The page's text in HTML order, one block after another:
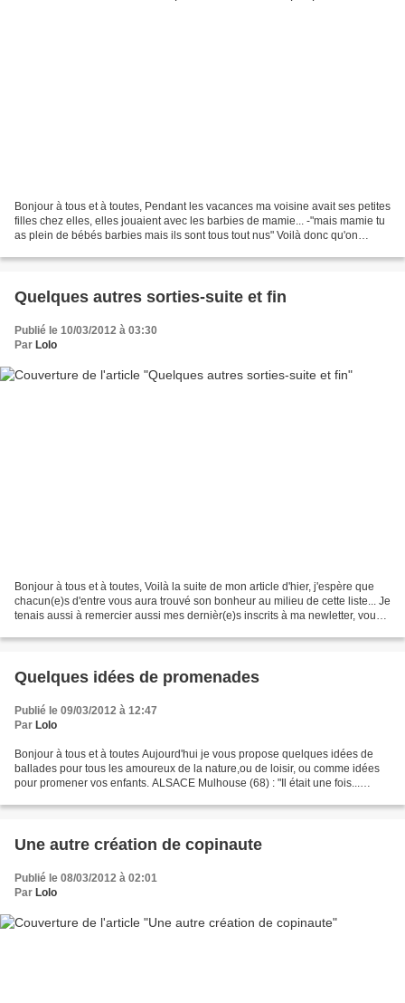
Bonjour à tous et à toutes, Pendant les vacances ma voisine avait ses petites
filles chez elles, elles jouaient avec les barbies de mamie... -"mais mamie tu
as plein de bébés barbies mais ils sont tous tout nus" Voilà donc qu'on
Quelques autres sorties-suite et fin
Publié le 10/03/2012 à 03:30
Par Lolo
Bonjour à tous et à toutes, Voilà la suite de mon article d'hier, j'espère que
chacun(e)s d'entre vous aura trouvé son bonheur au milieu de cette liste... Je
tenais aussi à remercier aussi mes dernièr(e)s inscrits à ma newletter, vous
Quelques idées de promenades
Publié le 09/03/2012 à 12:47
Par Lolo
Bonjour à tous et à toutes Aujourd'hui je vous propose quelques idées de
ballades pour tous les amoureux de la nature,ou de loisir, ou comme idées
pour promener vos enfants. ALSACE Mulhouse (68) : "Il était une fois...
Une autre création de copinaute
Publié le 08/03/2012 à 02:01
Par Lolo